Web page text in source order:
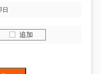
日
追加